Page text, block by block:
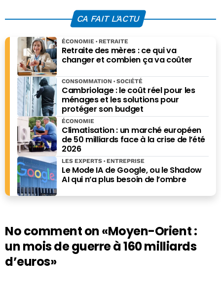
rayons des
supermarchés
CA FAIT L'ACTU
Retraite des mères : ce qui va
changer et combien ça va coûter
ÉCONOMIE RETRAITE
Cambriolage : le coût réel pour les
ménages et les solutions pour
protéger son budget
CONSOMMATION SOCIÉTÉ
Climatisation : un marché européen
de 50 milliards face à la crise de l’été
2026
ÉCONOMIE
Le Mode IA de Google, ou le Shadow
AI qui n’a plus besoin de l’ombre
LES EXPERTS ENTREPRISE
No comment on«Moyen-Orient :
un mois de guerre à 160 milliards
d’euros»